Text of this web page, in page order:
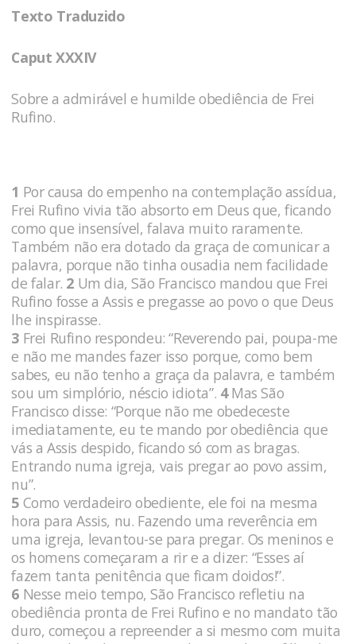
Texto Traduzido
Caput XXXIV
Sobre a admirável e humilde obediência de Frei
Rufino.
1 Por causa do empenho na contemplação assídua,
Frei Rufino vivia tão absorto em Deus que, ficando
como que insensível, falava muito raramente.
Também não era dotado da graça de comunicar a
palavra, porque não tinha ousadia nem facilidade
de falar. 2 Um dia, São Francisco mandou que Frei
Rufino fosse a Assis e pregasse ao povo o que Deus
lhe inspirasse.
3 Frei Rufino respondeu: “Reverendo pai, poupa-me
e não me mandes fazer isso porque, como bem
sabes, eu não tenho a graça da palavra, e também
sou um simplório, néscio idiota”. 4Mas São
Francisco disse: “Porque não me obedeceste
imediatamente, eu te mando por obediência que
vás a Assis despido, ficando só com as bragas.
Entrando numa igreja, vais pregar ao povo assim,
nu”.
5 Como verdadeiro obediente, ele foi na mesma
hora para Assis, nu. Fazendo uma reverência em
uma igreja, levantou-se para pregar. Os meninos e
os homens começaram a rir e a dizer: “Esses aí
fazem tanta penitência que ficam doidos!”.
6 Nesse meio tempo, São Francisco refletiu na
obediência pronta de Frei Rufino e no mandato tão
duro, começou a repreender a si mesmo com muita